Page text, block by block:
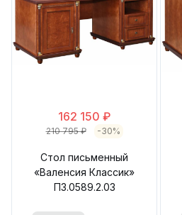
162 150 ₽
210 795 ₽ -30%
Стол письменный
«Валенсия Классик»
П3.0589.2.03